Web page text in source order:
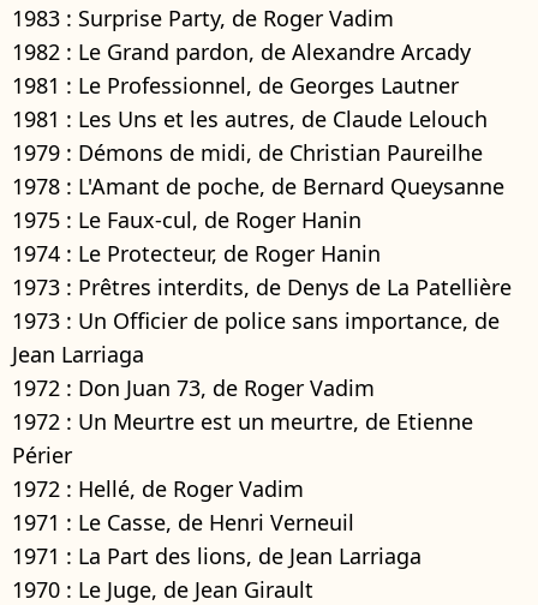
1983 : Surprise Party, de Roger Vadim
1982 : Le Grand pardon, de Alexandre Arcady
1981 : Le Professionnel, de Georges Lautner
1981 : Les Uns et les autres, de Claude Lelouch
1979 : Démons de midi, de Christian Paureilhe
1978 : L'Amant de poche, de Bernard Queysanne
1975 : Le Faux-cul, de Roger Hanin
1974 : Le Protecteur, de Roger Hanin
1973 : Prêtres interdits, de Denys de La Patellière
1973 : Un Officier de police sans importance, de
Jean Larriaga
1972 : Don Juan 73, de Roger Vadim
1972 : Un Meurtre est un meurtre, de Etienne
Périer
1972 : Hellé, de Roger Vadim
1971 : Le Casse, de Henri Verneuil
1971 : La Part des lions, de Jean Larriaga
1970 : Le Juge, de Jean Girault